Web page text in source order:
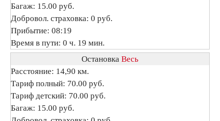
Багаж: 15.00 руб.
Добровол. страховка: 0 руб.
Прибытие: 08:19
Время в пути: 0 ч. 19 мин.
Остановка Весь
Расстояние: 14,90 км.
Тариф полный: 70.00 руб.
Тариф детский: 70.00 руб.
Багаж: 15.00 руб.